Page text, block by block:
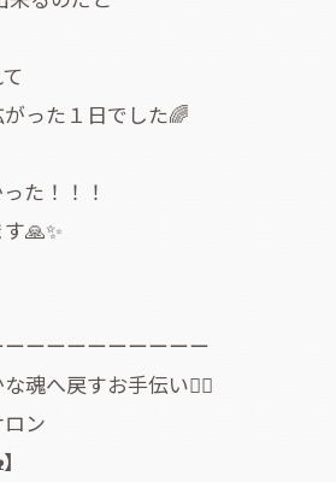
った１日でした🌈
た！！！
🙏✨
ーーーーーーーーー
魂へ戻すお手伝い🧚‍♀️
ン